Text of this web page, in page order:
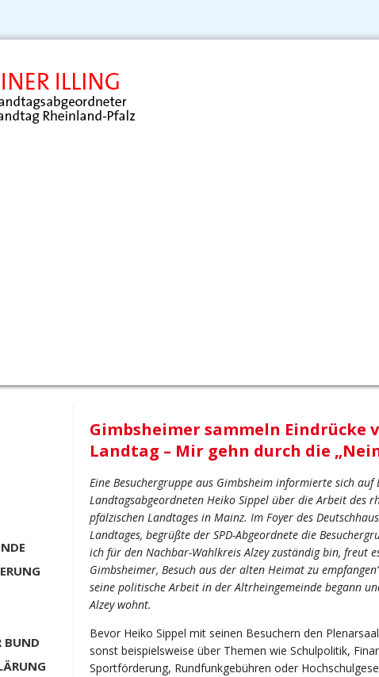
BUND
Gimbsheimer sammeln Eindrücke
Landtag – Mir gehn durch die
Eine Besuchergruppe aus Gimbsheim informierte sich auf
Landtagsabgeordneten Heiko Sippel über die Arbeit des
pfälzischen Landtages in Mainz. Im Foyer des
Landtages, begrüßte der SPD-Abgeordnete die
ich für den Nachbar-Wahlkreis Alzey zuständig bin, freut
Gimbsheimer, Besuch aus der alten Heimat zu
seine politische Arbeit in der Altrheingemeinde begann
Alzey wohnt.
Bevor Heiko Sippel mit seinen Besuchern den
sonst beispielsweise über Themen wie Schulpolitik,
Sportförderung, Rundfunkgebühren oder